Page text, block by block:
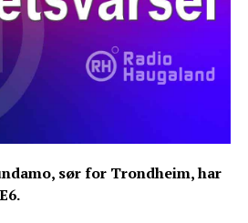
sør for Trondheim, har